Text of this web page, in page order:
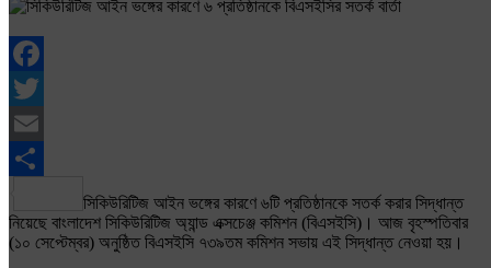
Facebook
Twitter
Email
Share
সিকিউরিটিজ আইন ভঙ্গের কারণে ৬টি প্রতিষ্ঠানকে সতর্ক করার সিদ্ধান্ত
নিয়েছে বাংলাদেশ সিকিউরিটিজ অ্যান্ড এক্সচেঞ্জ কমিশন (বিএসইসি)। আজ বৃহস্পতিবার
(১০ সেপ্টেম্বর) অনুষ্ঠিত বিএসইসি ৭৩৯তম কমিশন সভায় এই সিদ্ধান্ত নেওয়া হয়।